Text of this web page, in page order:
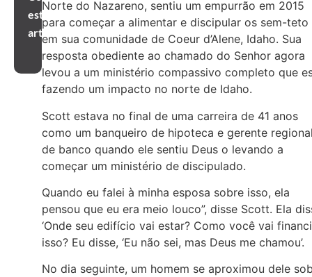
este
artigo
Norte do Nazareno, sentiu um empurrão em 2015
para começar a alimentar e discipular os sem-teto
em sua comunidade de Coeur d’Alene, Idaho. Sua
resposta obediente ao chamado do Senhor agora
levou a um ministério compassivo completo que
fazendo um impacto no norte de Idaho.
Scott estava no final de uma carreira de 41 anos
como um banqueiro de hipoteca e gerente
de banco quando ele sentiu Deus o levando a
começar um ministério de discipulado.
Quando eu falei à minha esposa sobre isso, ela
pensou que eu era meio louco”, disse Scott. Ela
‘Onde seu edifício vai estar? Como você vai
isso? Eu disse, ‘Eu não sei, mas Deus me chamou’.
No dia seguinte, um homem se aproximou dele